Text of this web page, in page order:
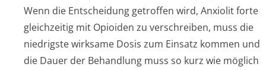
Wenn die Entscheidung getroffen wird, Anxiolit forte
gleichzeitig mit Opioiden zu verschreiben, muss die
niedrigste wirksame Dosis zum Einsatz kommen und
die Dauer der Behandlung muss so kurz wie möglich